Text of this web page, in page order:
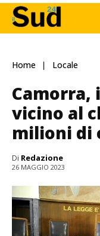
Home Locale
vicino al
milioni di
Di Redazione
26 MAGGIO 2023